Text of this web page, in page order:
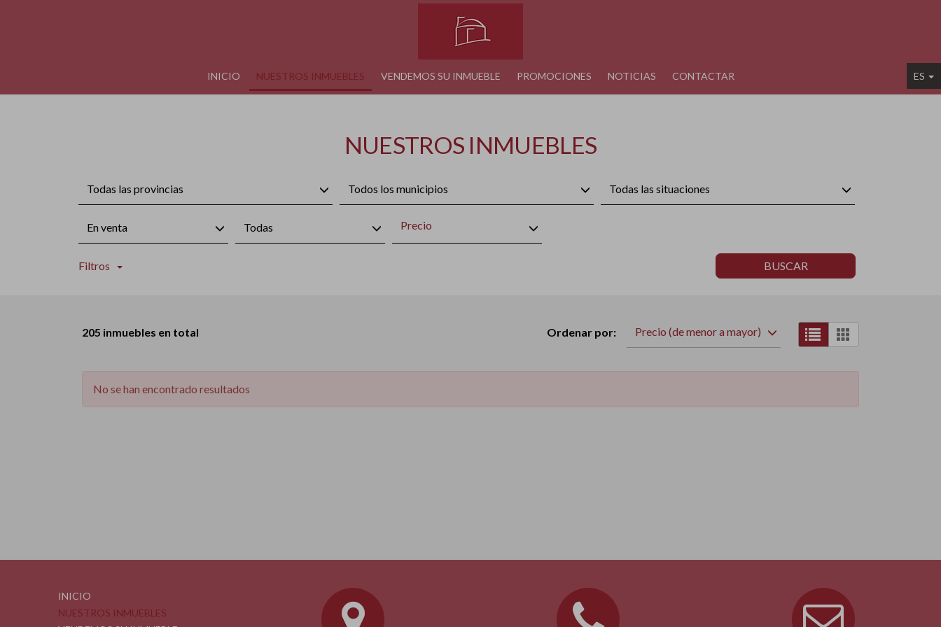
INICIO NUESTROS INMUEBLES VENDEMOS SU INMUEBLE PROMOCIONES NOTICIAS CONTACTAR ES
NUESTROS INMUEBLES
Todas las provincias Todos los municipios Todas las situaciones
En venta Todas Precio
Filtros BUSCAR
205 inmuebles en total Ordenar por: Precio (de menor a mayor)
No se han encontrado resultados
INICIO
NUESTROS INMUEBLES